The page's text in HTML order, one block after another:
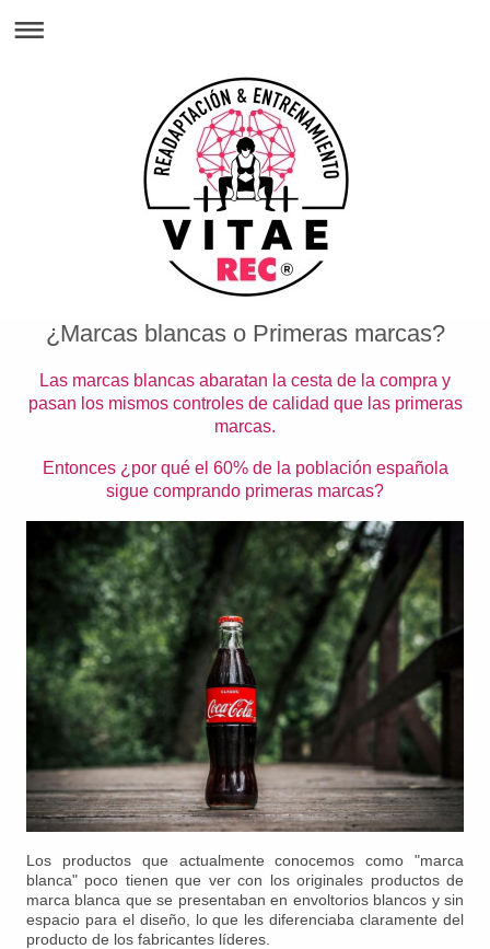
¿Marcas blancas o Primeras marcas?
Las marcas blancas abaratan la cesta de la compra y
pasan los mismos controles de calidad que las primeras
marcas.
Entonces ¿por qué el 60% de la población española
sigue comprando primeras marcas?
Los productos que actualmente conocemos como "marca
blanca" poco tienen que ver con los originales productos de
marca blanca que se presentaban en envoltorios blancos y sin
espacio para el diseño, lo que les diferenciaba claramente del
producto de los fabricantes líderes.